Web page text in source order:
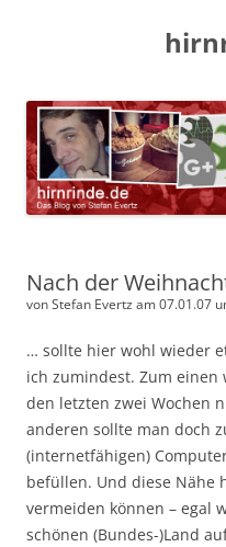
Nach der
von Stefan Evertz am 07.01.07
… sollte hier wohl wieder
ich zumindest. Zum einen
den letzten zwei Wochen
anderen sollte man doch
(internetfähigen)
befüllen. Und diese Nähe
vermeiden können – egal
schönen (Bundes-)Land